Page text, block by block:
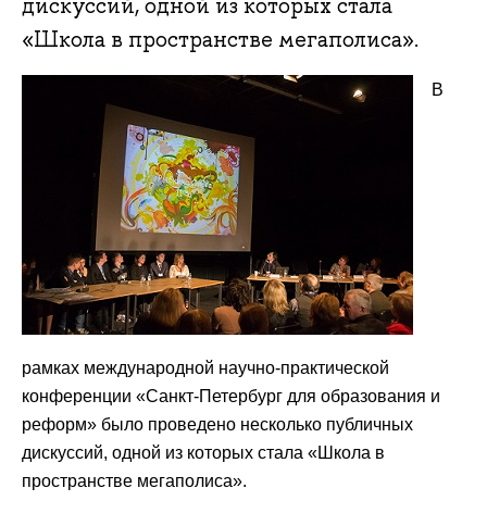
дискуссий, одной из которых стала
«Школа в пространстве мегаполиса».
В
рамках международной научно-практической
конференции «Санкт-Петербург для образования и
реформ» было проведено несколько публичных
дискуссий, одной из которых стала «Школа в
пространстве мегаполиса».